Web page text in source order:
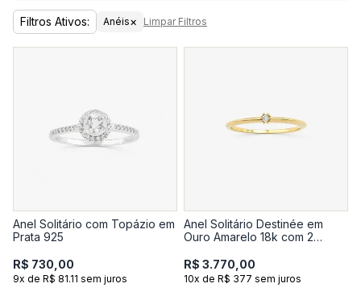
Filtros Ativos: Anéis× Limpar Filtros
Anel Solitário com Topázio em
Prata 925
R$ 730,00
9x de R$ 81.11 sem juros
Anel Solitário Destinée em
Ouro Amarelo 18k com 2
R$ 3.770,00
10x de R$ 377 sem juros